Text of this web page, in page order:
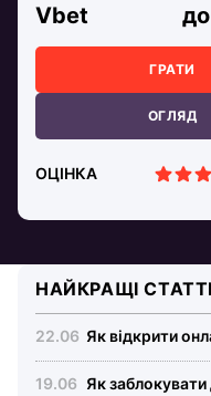
Vbet
ГРАТИ
ОГЛЯД
ОЦІНКА
НАЙКРАЩІ СТАТТІ
Як відкрити
Як